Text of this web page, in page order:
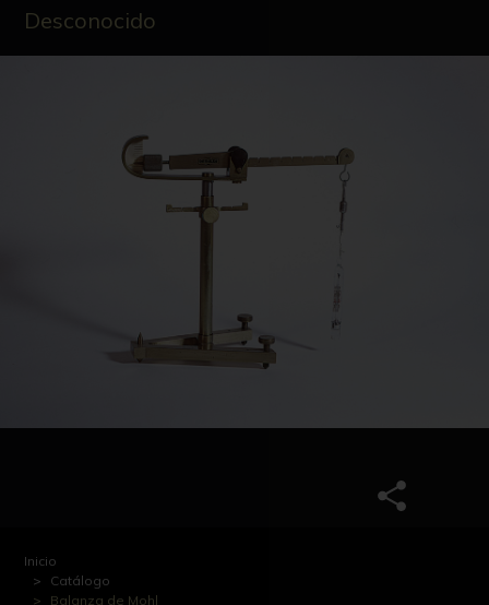
Desconocido
Inicio
Catálogo
Balanza de Mohl